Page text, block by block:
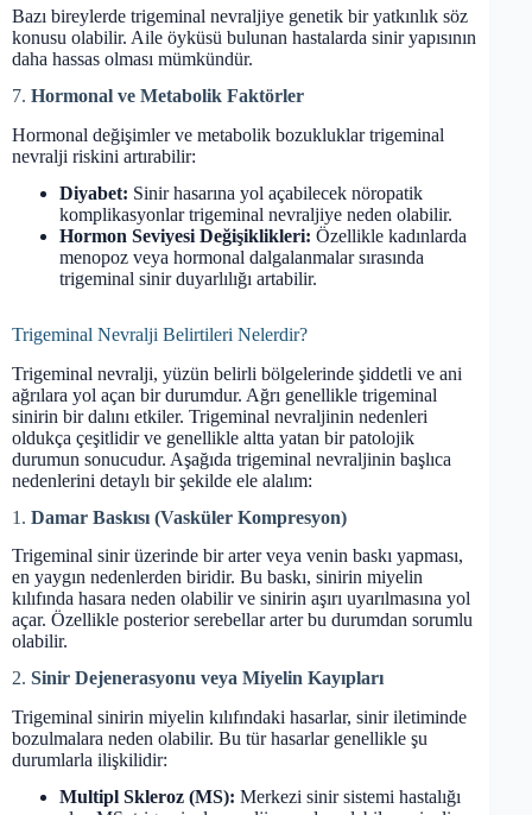
Bazı bireylerde trigeminal nevraljiye genetik bir yatkınlık söz
konusu olabilir. Aile öyküsü bulunan hastalarda sinir yapısının
daha hassas olması mümkündür.
7. Hormonal ve Metabolik Faktörler
Hormonal değişimler ve metabolik bozukluklar trigeminal
nevralji riskini artırabilir:
Diyabet: Sinir hasarına yol açabilecek nöropatik
komplikasyonlar trigeminal nevraljiye neden olabilir.
Hormon Seviyesi Değişiklikleri: Özellikle kadınlarda
menopoz veya hormonal dalgalanmalar sırasında
trigeminal sinir duyarlılığı artabilir.
Trigeminal Nevralji Belirtileri Nelerdir?
Trigeminal nevralji, yüzün belirli bölgelerinde şiddetli ve ani
ağrılara yol açan bir durumdur. Ağrı genellikle trigeminal
sinirin bir dalını etkiler. Trigeminal nevraljinin nedenleri
oldukça çeşitlidir ve genellikle altta yatan bir patolojik
durumun sonucudur. Aşağıda trigeminal nevraljinin başlıca
nedenlerini detaylı bir şekilde ele alalım:
1. Damar Baskısı (Vasküler Kompresyon)
Trigeminal sinir üzerinde bir arter veya venin baskı yapması,
en yaygın nedenlerden biridir. Bu baskı, sinirin miyelin
kılıfında hasara neden olabilir ve sinirin aşırı uyarılmasına yol
açar. Özellikle posterior serebellar arter bu durumdan sorumlu
olabilir.
2. Sinir Dejenerasyonu veya Miyelin Kayıpları
Trigeminal sinirin miyelin kılıfındaki hasarlar, sinir iletiminde
bozulmalara neden olabilir. Bu tür hasarlar genellikle şu
durumlarla ilişkilidir:
Multipl Skleroz (MS): Merkezi sinir sistemi hastalığı